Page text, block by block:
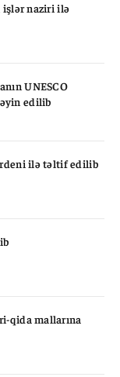
işlər naziri ilə
UNESCO
edilib
ilə təltif edilib
qida mallarına